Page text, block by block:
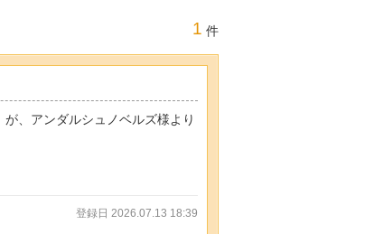
1 件
、アンダルシュノベルズ様より
登録日 2026.07.13 18:39